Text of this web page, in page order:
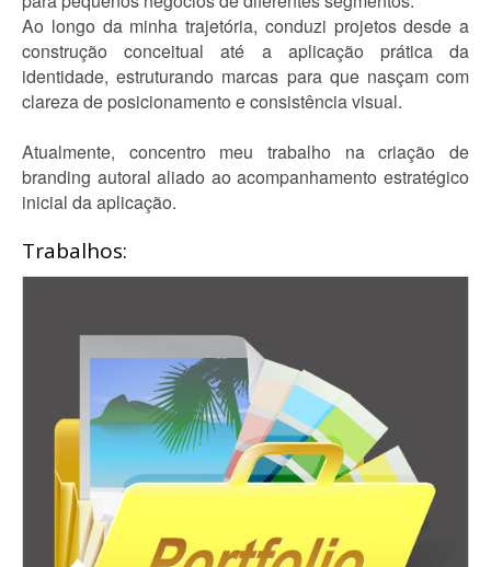
Ao longo da minha trajetória, conduzi projetos desde a
construção conceitual até a aplicação prática da
identidade, estruturando marcas para que nasçam com
clareza de posicionamento e consistência visual.
Atualmente, concentro meu trabalho na criação de
branding autoral aliado ao acompanhamento estratégico
inicial da aplicação.
Trabalhos: